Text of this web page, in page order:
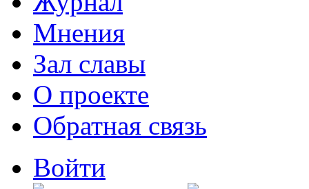
Мнения
Зал славы
О проекте
Обратная связь
Войти